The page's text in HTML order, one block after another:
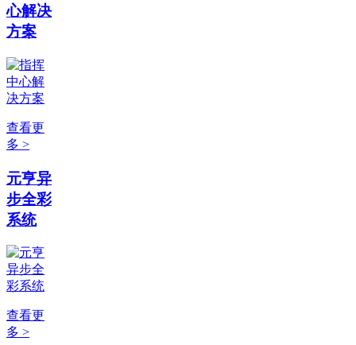
心解决
方案
查看更
多 >
元亨异
步全彩
系统
查看更
多 >